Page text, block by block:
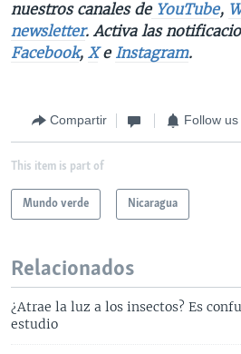
nuestros canales deYouTube,
newsletter. Activa las
Facebook, Xe Instagram.
Compartir Follow us
This item is part of
Mundo verde Nicaragua
Relacionados
¿Atrae la luz a los insectos? Es
estudio